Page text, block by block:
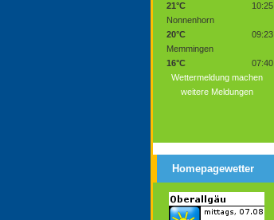
21°C
10:25
Nonnenhorn
20°C
09:23
Memmingen
16°C
07:40
Wettermeldung machen
weitere Meldungen
Homepagewetter